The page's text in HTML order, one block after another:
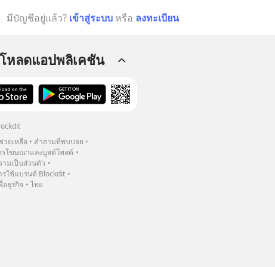
มีบัญชีอยู่แล้ว? เข้าสู่ระบบ หรือ ลงทะเบียน
หลดแอปพลิเคชัน
ช่วยเหลือ
คำถามที่พบบ่อย
รโฆษณาและบูสต์โพสต์
มเป็นส่วนตัว
รใช้แบรนด์ Blockdit
อธุรกิจ
ไทย